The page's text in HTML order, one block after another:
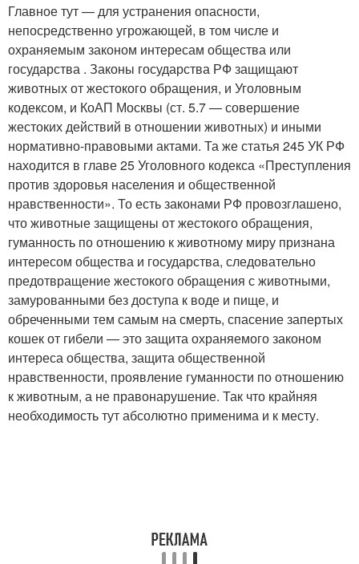
Главное тут — для устранения опасности,
непосредственно угрожающей, в том числе и
охраняемым законом интересам общества или
государства . Законы государства РФ защищают
животных от жестокого обращения, и Уголовным
кодексом, и КоАП Москвы (ст. 5.7 — совершение
жестоких действий в отношении животных) и иными
нормативно-правовыми актами. Та же статья 245 УК РФ
находится в главе 25 Уголовного кодекса «Преступления
против здоровья населения и общественной
нравственности». То есть законами РФ провозглашено,
что животные защищены от жестокого обращения,
гуманность по отношению к животному миру признана
интересом общества и государства, следовательно
предотвращение жестокого обращения с животными,
замурованными без доступа к воде и пище, и
обреченными тем самым на смерть, спасение запертых
кошек от гибели — это защита охраняемого законом
интереса общества, защита общественной
нравственности, проявление гуманности по отношению
к животным, а не правонарушение. Так что крайняя
необходимость тут абсолютно применима и к месту.